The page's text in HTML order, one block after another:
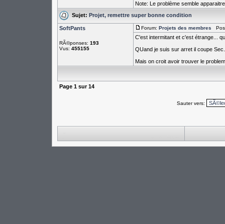
Note: Le problème semble
Sujet: Projet, remettre super bonne condition
SoftPants
RÃ©ponses: 193
Vus: 455155
Forum: Projets des membres
C'est intermitant et c'est étrange...
QUand je suis sur arret il coupe
Mais on croit avoir trouver le
Page 1sur14
Sauter vers: